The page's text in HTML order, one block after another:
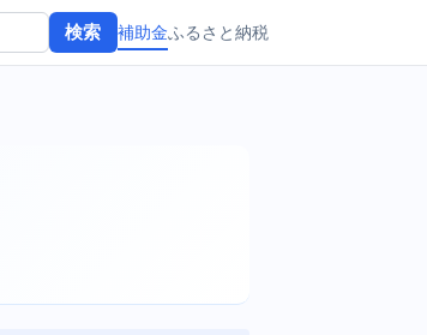
検索 補助金ふるさと納税